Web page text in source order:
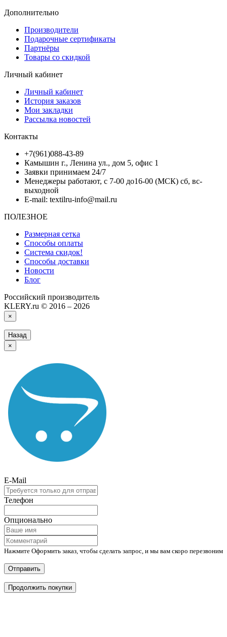
Дополнительно
Производители
Подарочные сертификаты
Партнёры
Товары со скидкой
Личный кабинет
Личный кабинет
История заказов
Мои закладки
Рассылка новостей
Контакты
+7(961)088-43-89
Камышин г., Ленина ул., дом 5, офис 1
Заявки принимаем 24/7
Менеджеры работают, с 7-00 до16-00 (МСК) сб, вс-
выходной
E-mail: textilru-info@mail.ru
ПОЛЕЗНОЕ
Размерная сетка
Способы оплаты
Система скидок!
Способы доставки
Новости
Блог
Российский производитель
KLERY.ru © 2016 – 2026
×
Назад
×
E-Mail
Телефон
Опционально
Нажмите Оформить заказ, чтобы сделать запрос, и мы вам скоро перезвоним
Отправить
Продолжить покупки